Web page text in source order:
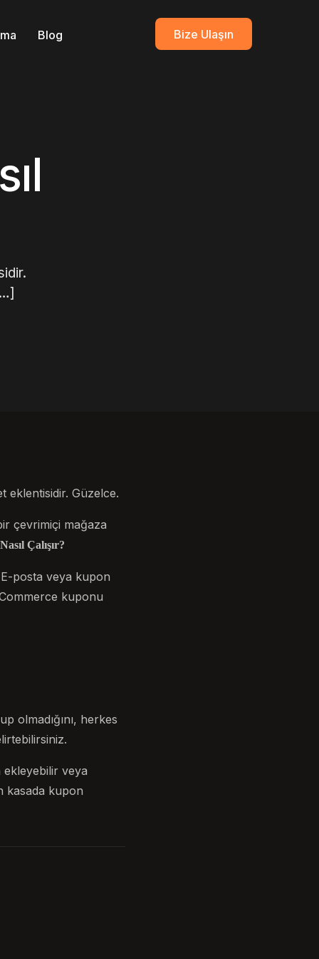
Blog Bize Ulaşın
eklentisidir. Güzelce.
çevrimiçi mağaza
Çalışır?
posta veya kupon
kuponu
olmadığını, herkes
veya
kasada kupon